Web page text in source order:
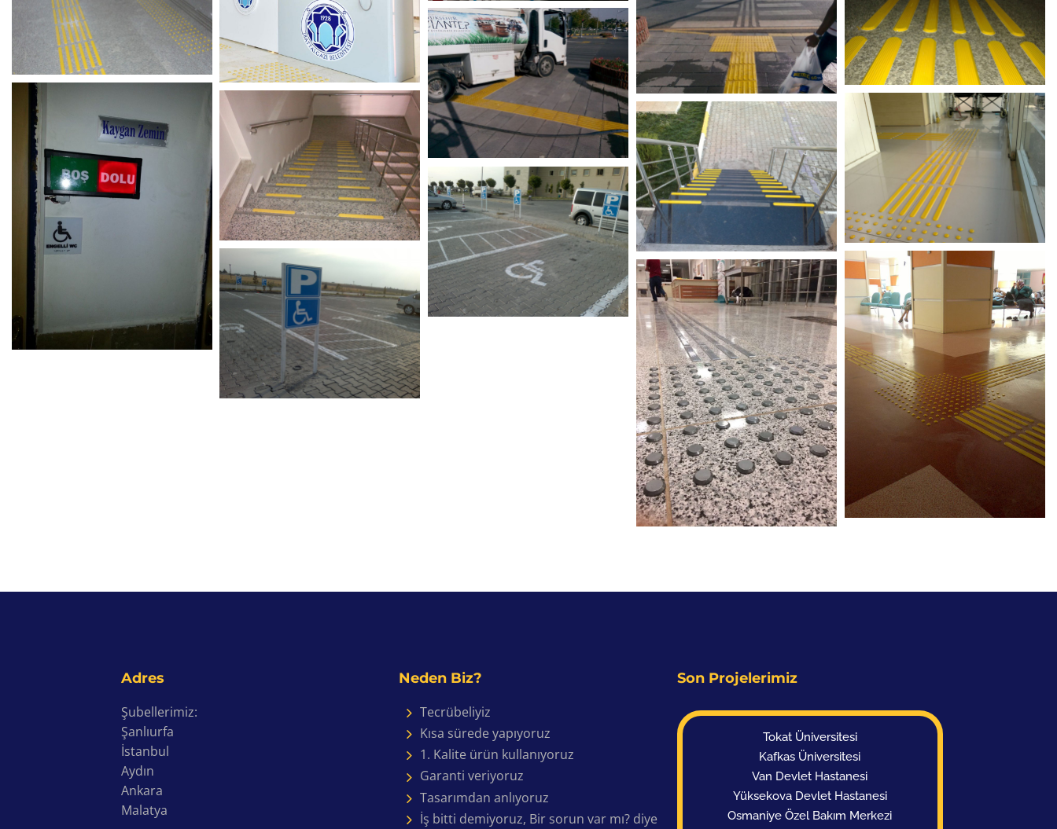
Adres
Şubellerimiz:
Şanlıurfa
İstanbul
Aydın
Ankara
Malatya
Neden Biz?
Tecrübeliyiz
Kısa sürede yapıyoruz
1. Kalite ürün kullanıyoruz
Garanti veriyoruz
Tasarımdan anlıyoruz
İş bitti demiyoruz, Bir sorun var mı? diye
Son Projelerimiz
Van Devlet Hastanesi
Yüksekova Devlet Hastanesi
Osmaniye Özel Bakım Merkezi
Gaziantep Engelli Bakım Evi
Tunceli Toki